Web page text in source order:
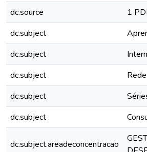
dc.source
1
dc.subject
dc.subject
dc.subject
dc.subject
dc.subject
dc.subject.areadeconcentracao